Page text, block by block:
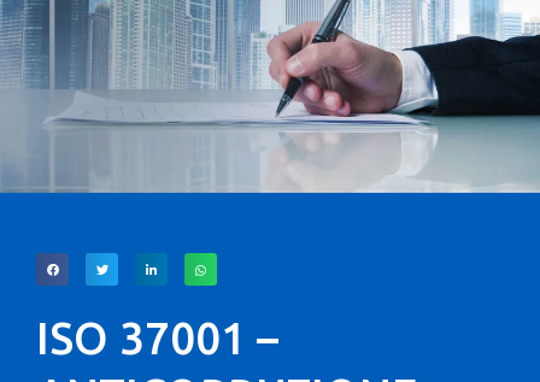
ISO 37001 –